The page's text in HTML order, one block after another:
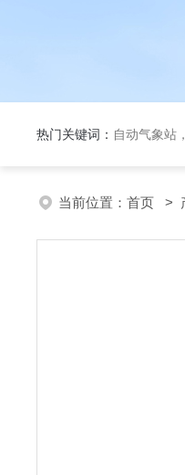
热门关键词： 自动气象站
当前位置： 首页 >